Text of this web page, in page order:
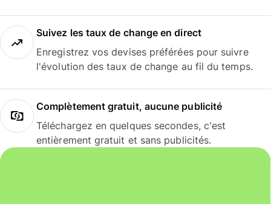
Suivez les taux de change en direct
Enregistrez vos devises préférées pour suivre
l'évolution des taux de change au fil du temps.
Complètement gratuit, aucune publicité
Téléchargez en quelques secondes, c'est
entièrement gratuit et sans publicités.